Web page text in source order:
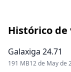
Histórico de
Galaxiga 24.71
191 MB12 de May de